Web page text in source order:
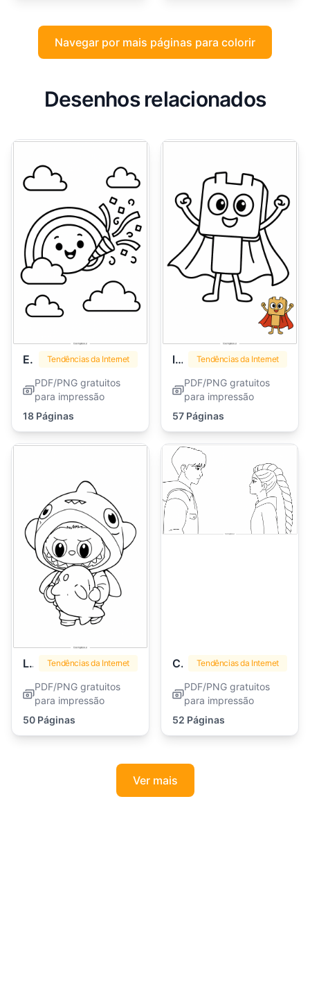
Navegar por mais páginas para colorir
Desenhos relacionados
Emoji Tendências da Internet
PDF/PNG gratuitos
para impressão
18 Páginas
lankybox Tendências da Internet
PDF/PNG gratuitos
para impressão
57 Páginas
Labubu Tendências da Internet
PDF/PNG gratuitos
para impressão
50 Páginas
Caçadores de Demônios Kpop Tendências da Internet
PDF/PNG gratuitos
para impressão
52 Páginas
Ver mais